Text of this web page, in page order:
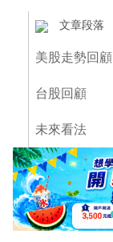
文章段落
美股走勢回顧
台股回顧
未來看法